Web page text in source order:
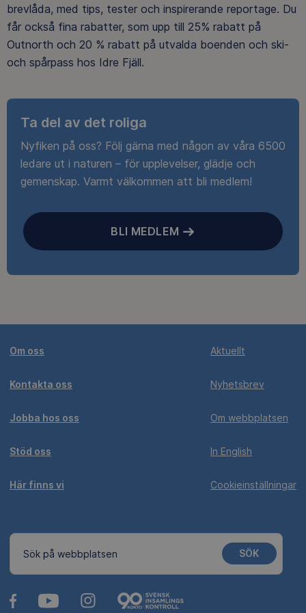
brevlåda, med tips, tester och inspirerande reportage. Du
får också fina rabatter, som upp till 25% rabatt på
Outnorth och 20 % rabatt på utvalda boenden och ski-
och spårpass hos Idre Fjäll.
Ta del av det roliga
Nyfiken på oss? Följ gärna med någon av våra 6500
ledare ut i naturen – för upplevelser, glädje och
gemenskap. Varmt välkommen att bli medlem!
BLI MEDLEM
Om oss
Kontakta oss
Jobba hos oss
Stöd oss
Här finns vi
Aktuellt
Nyhetsbrev
Om webbplatsen
In English
Cookieinställningar
Sök på webbplatsen SÖK